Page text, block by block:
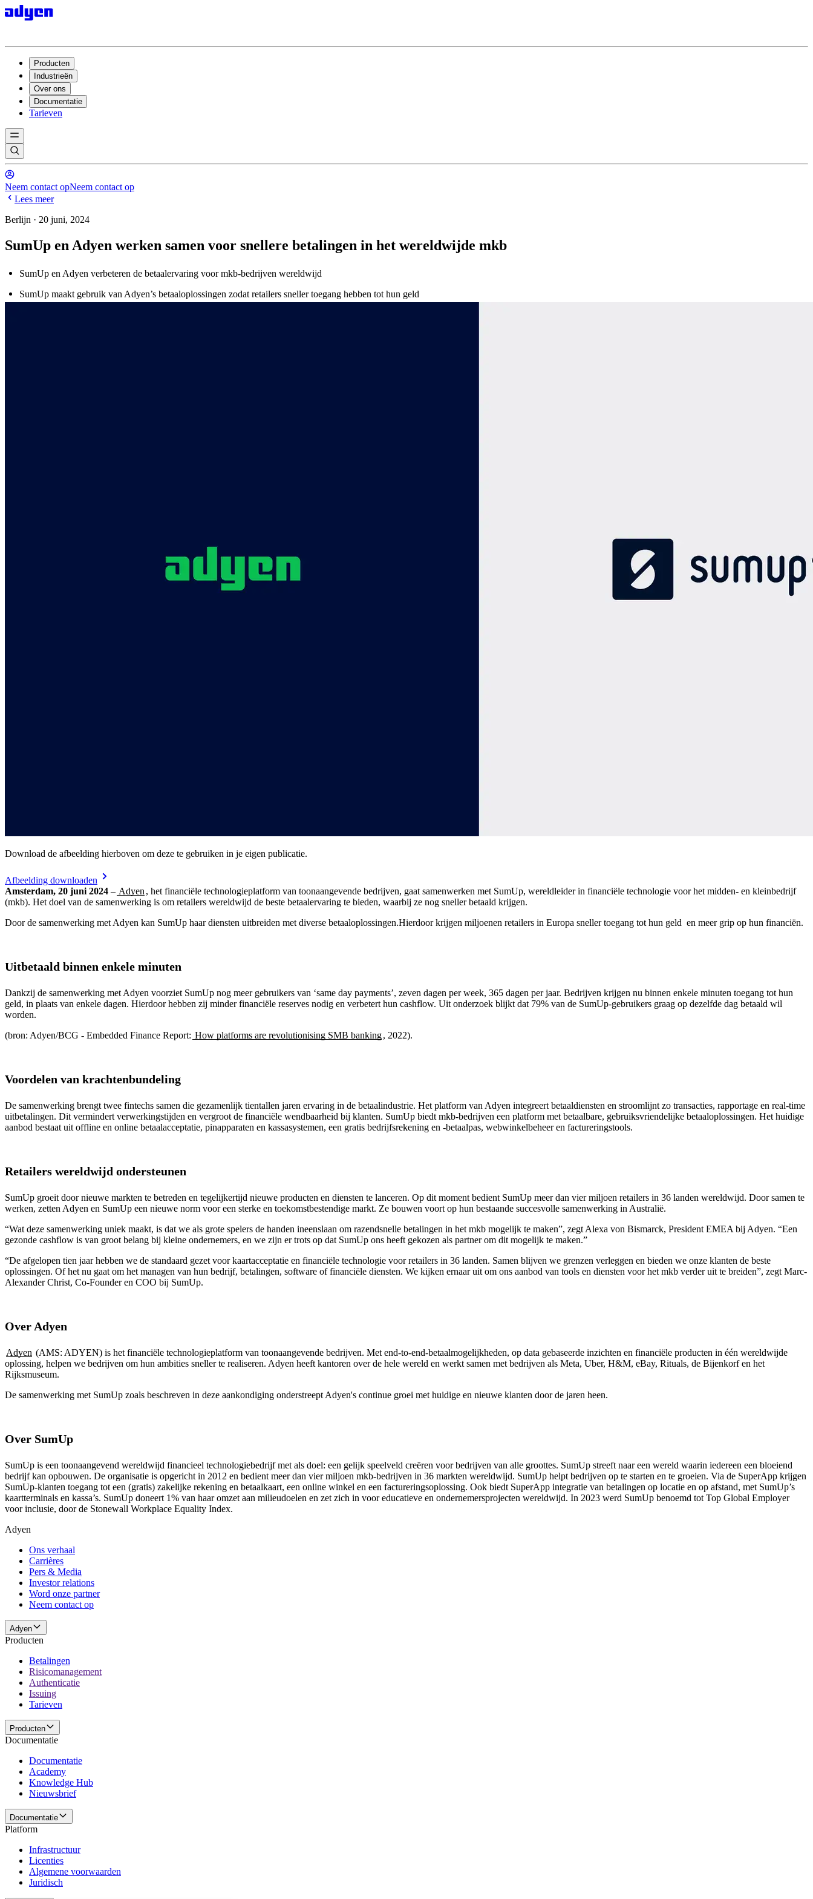
Producten
Industrieën
Over ons
Documentatie
Tarieven
Neem contact opNeem contact op
Lees meer
Berlijn · 20 juni, 2024
SumUp en Adyen werken samen voor snellere betalingen in het wereldwijde mkb
SumUp en Adyen verbeteren de betaalervaring voor mkb-bedrijven wereldwijd
SumUp maakt gebruik van Adyen’s betaaloplossingen zodat retailers sneller toegang hebben tot hun geld
Download de afbeelding hierboven om deze te gebruiken in je eigen publicatie.
Afbeelding downloaden
Amsterdam, 20 juni 2024 – Adyen , het financiële technologieplatform van toonaangevende bedrijven, gaat samenwerken met SumUp, wereldleider in financiële technologie voor het midden- en kleinbedrijf
(mkb). Het doel van de samenwerking is om retailers wereldwijd de beste betaalervaring te bieden, waarbij ze nog sneller betaald krijgen.
Door de samenwerking met Adyen kan SumUp haar diensten uitbreiden met diverse betaaloplossingen.Hierdoor krijgen miljoenen retailers in Europa sneller toegang tot hun geld en meer grip op hun financiën.
Uitbetaald binnen enkele minuten
Dankzij de samenwerking met Adyen voorziet SumUp nog meer gebruikers van ‘same day payments’, zeven dagen per week, 365 dagen per jaar. Bedrijven krijgen nu binnen enkele minuten toegang tot hun
geld, in plaats van enkele dagen. Hierdoor hebben zij minder financiële reserves nodig en verbetert hun cashflow. Uit onderzoek blijkt dat 79% van de SumUp-gebruikers graag op dezelfde dag betaald wil
worden.
(bron: Adyen/BCG - Embedded Finance Report: How platforms are revolutionising SMB banking, 2022).
Voordelen van krachtenbundeling
De samenwerking brengt twee fintechs samen die gezamenlijk tientallen jaren ervaring in de betaalindustrie. Het platform van Adyen integreert betaaldiensten en stroomlijnt zo transacties, rapportage en real-time
uitbetalingen. Dit vermindert verwerkingstijden en vergroot de financiële wendbaarheid bij klanten. SumUp biedt mkb-bedrijven een platform met betaalbare, gebruiksvriendelijke betaaloplossingen. Het huidige
aanbod bestaat uit offline en online betaalacceptatie, pinapparaten en kassasystemen, een gratis bedrijfsrekening en -betaalpas, webwinkelbeheer en factureringstools.
Retailers wereldwijd ondersteunen
SumUp groeit door nieuwe markten te betreden en tegelijkertijd nieuwe producten en diensten te lanceren. Op dit moment bedient SumUp meer dan vier miljoen retailers in 36 landen wereldwijd. Door samen te
werken, zetten Adyen en SumUp een nieuwe norm voor een sterke en toekomstbestendige markt. Ze bouwen voort op hun bestaande succesvolle samenwerking in Australië.
“Wat deze samenwerking uniek maakt, is dat we als grote spelers de handen ineenslaan om razendsnelle betalingen in het mkb mogelijk te maken”, zegt Alexa von Bismarck, President EMEA bij Adyen. “Een
gezonde cashflow is van groot belang bij kleine ondernemers, en we zijn er trots op dat SumUp ons heeft gekozen als partner om dit mogelijk te maken.”
“De afgelopen tien jaar hebben we de standaard gezet voor kaartacceptatie en financiële technologie voor retailers in 36 landen. Samen blijven we grenzen verleggen en bieden we onze klanten de beste
oplossingen. Of het nu gaat om het managen van hun bedrijf, betalingen, software of financiële diensten. We kijken ernaar uit om ons aanbod van tools en diensten voor het mkb verder uit te breiden”, zegt Marc-
Alexander Christ, Co-Founder en COO bij SumUp.
Over Adyen
Adyen (AMS: ADYEN) is het financiële technologieplatform van toonaangevende bedrijven. Met end-to-end-betaalmogelijkheden, op data gebaseerde inzichten en financiële producten in één wereldwijde
oplossing, helpen we bedrijven om hun ambities sneller te realiseren. Adyen heeft kantoren over de hele wereld en werkt samen met bedrijven als Meta, Uber, H&M, eBay, Rituals, de Bijenkorf en het
Rijksmuseum.
De samenwerking met SumUp zoals beschreven in deze aankondiging onderstreept Adyen's continue groei met huidige en nieuwe klanten door de jaren heen.
Over SumUp
SumUp is een toonaangevend wereldwijd financieel technologiebedrijf met als doel: een gelijk speelveld creëren voor bedrijven van alle groottes. SumUp streeft naar een wereld waarin iedereen een bloeiend
bedrijf kan opbouwen. De organisatie is opgericht in 2012 en bedient meer dan vier miljoen mkb-bedrijven in 36 markten wereldwijd. SumUp helpt bedrijven op te starten en te groeien. Via de SuperApp krijgen
SumUp-klanten toegang tot een (gratis) zakelijke rekening en betaalkaart, een online winkel en een factureringsoplossing. Ook biedt SuperApp integratie van betalingen op locatie en op afstand, met SumUp’s
kaartterminals en kassa’s. SumUp doneert 1% van haar omzet aan milieudoelen en zet zich in voor educatieve en ondernemersprojecten wereldwijd. In 2023 werd SumUp benoemd tot Top Global Employer
voor inclusie, door de Stonewall Workplace Equality Index.
Adyen
Ons verhaal
Carrières
Pers & Media
Investor relations
Word onze partner
Neem contact op
Adyen
Producten
Betalingen
Risicomanagement
Authenticatie
Issuing
Tarieven
Producten
Documentatie
Documentatie
Academy
Knowledge Hub
Nieuwsbrief
Documentatie
Platform
Infrastructuur
Licenties
Algemene voorwaarden
Juridisch